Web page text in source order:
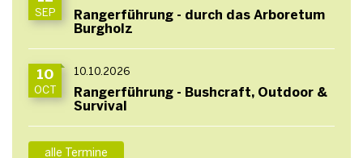
SEP
Rangerführung - durch das Arboretum
Burgholz
10
OCT
10.10.2026
Rangerführung - Bushcraft, Outdoor &
Survival
alle Termine